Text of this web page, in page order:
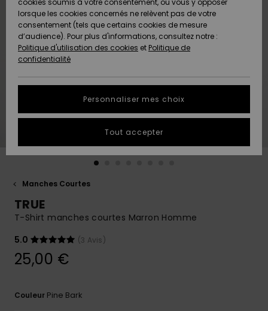
Nouveautés
A
Découvrir
Nouveautés
A
Découvrir
Découvrir
Communauté
AIDE &
CONTACT
Freedom
Protection
des
tailles
conversation
obtenir la
à votre
Démarrer
MAGASINS
QUIKSILVER
Manches Courtes
TRUE
T-Shirt manches courtes Marron Homme
5.0
(3 Avis)
25,00 €
Couleur Pine Bark
cookies soumis à votre consentement, ou vous y opposer
lorsque les cookies concernés ne relèvent pas de votre
consentement (tels que certains cookies de mesure
d’audience). Pour plus d'informations, consultez notre :
Politique d'utilisation des cookies et Politique de
confidentialité
Personnaliser mes choix
Tout accepter